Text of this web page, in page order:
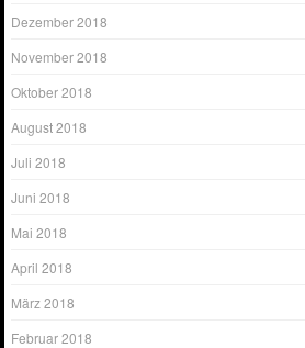
Dezember 2018
November 2018
Oktober 2018
August 2018
Juli 2018
Juni 2018
Mai 2018
April 2018
März 2018
Februar 2018